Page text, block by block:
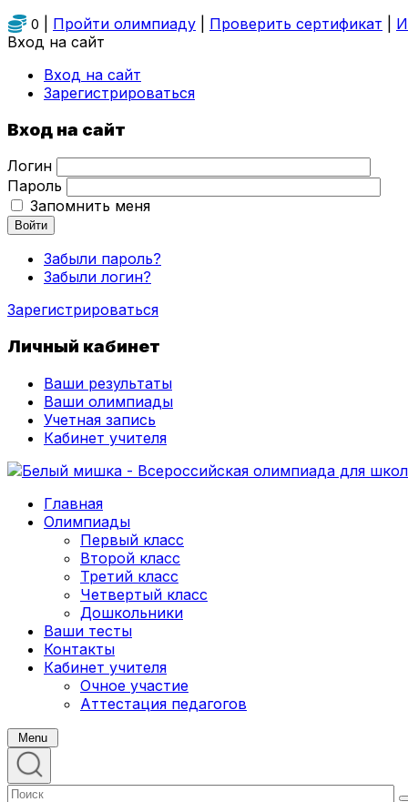
0 Пройти олимпиаду Проверить сертификат
Вход на сайт
Вход на сайт
Зарегистрироваться
Вход на сайт
Логин
Пароль
Запомнить меня
Войти
Забыли пароль?
Забыли логин?
Зарегистрироваться
Личный кабинет
Ваши результаты
Ваши олимпиады
Учетная запись
Кабинет учителя
Главная
Олимпиады
Первый класс
Второй класс
Третий класс
Четвертый класс
Дошкольники
Ваши тесты
Контакты
Кабинет учителя
Очное участие
Аттестация педагогов
Menu